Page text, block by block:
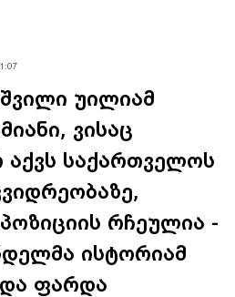
უილიამ
ვისაც
აქვს საქართველოს
რჩეულია -
ისტორიამ
ფარდა